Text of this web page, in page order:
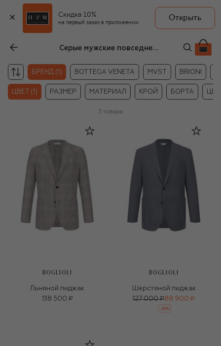
Скидка 10%
на первый заказ в приложении
Открыть
Серые мужские повседневные пиджаки Boglioli
БРЕНД (1) BOTTEGA VENETA MVST BRIONI
ЦВЕТ (1) РАЗМЕР МАТЕРИАЛ КРОЙ БОРТА
3 товара
BOGLIOLI
Льняной пиджак
138 500 ₽
BOGLIOLI
Шерстяной пиджак
127 000 ₽88 900 ₽
-30%